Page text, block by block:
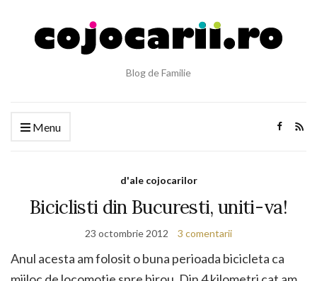
Blog de Familie
Menu
d'ale cojocarilor
Biciclisti din Bucuresti, uniti-va!
23 octombrie 2012 3 comentarii
Anul acesta am folosit o buna perioada bicicleta ca